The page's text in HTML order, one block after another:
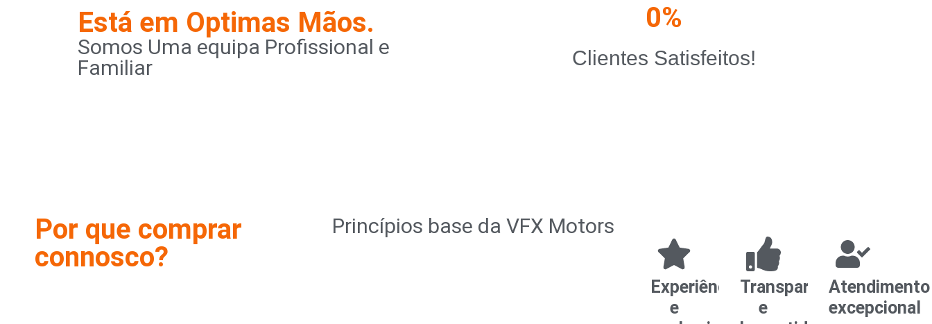
Está em Optimas Mãos.
Somos Uma equipa Profissional e
Familiar
Clientes Satisfeitos!
0%
Por que comprar
connosco?
Princípios base da VFX Motors
Experiência
e
Transparência
e
Atendimento
excepcional